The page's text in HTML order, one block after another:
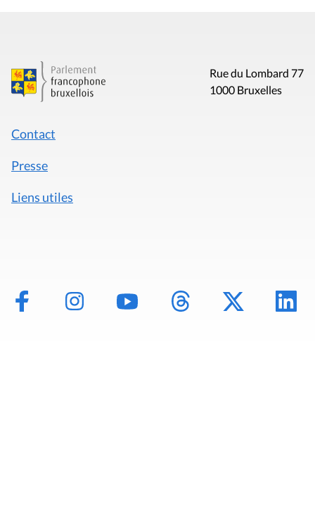
Rue du Lombard 77
1000 Bruxelles
Contact
Presse
Liens utiles